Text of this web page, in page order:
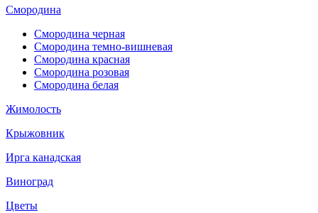
Смородина
Смородина черная
Смородина темно-вишневая
Смородина красная
Смородина розовая
Смородина белая
Жимолость
Крыжовник
Ирга канадская
Виноград
Цветы